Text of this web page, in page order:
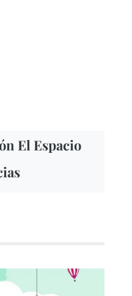
El Espacio